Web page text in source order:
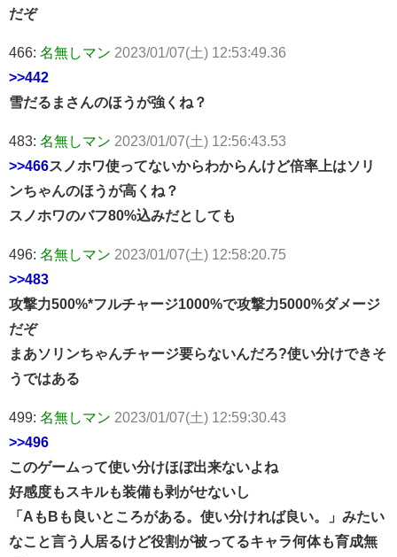
だぞ
466: 名無しマン 2023/01/07(土) 12:53:49.36
>>442
雪だるまさんのほうが強くね？
483: 名無しマン 2023/01/07(土) 12:56:43.53
>>466スノホワ使ってないからわからんけど倍率上はソリ
ンちゃんのほうが高くね？
スノホワのバフ80%込みだとしても
496: 名無しマン 2023/01/07(土) 12:58:20.75
>>483
攻撃力500%*フルチャージ1000%で攻撃力5000%ダメージ
だぞ
まあソリンちゃんチャージ要らないんだろ?使い分けできそ
うではある
499: 名無しマン 2023/01/07(土) 12:59:30.43
>>496
このゲームって使い分けほぼ出来ないよね
好感度もスキルも装備も剥がせないし
「AもBも良いところがある。使い分ければ良い。」みたい
なこと言う人居るけど役割が被ってるキャラ何体も育成無